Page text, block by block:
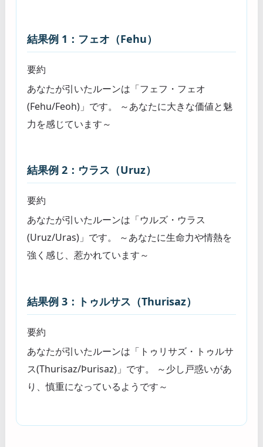
結果例 1：フェオ（Fehu）
要約
あなたが引いたルーンは「フェフ・フェオ
(Fehu/Feoh)」です。 ～あなたに大きな価値と魅
力を感じています～
結果例 2：ウラス（Uruz）
要約
あなたが引いたルーンは「ウルズ・ウラス
(Uruz/Uras)」です。 ～あなたに生命力や情熱を
強く感じ、惹かれています～
結果例 3：トゥルサス（Thurisaz）
要約
あなたが引いたルーンは「トゥリサズ・トゥルサ
ス(Thurisaz/Þurisaz)」です。 ～少し戸惑いがあ
り、慎重になっているようです～